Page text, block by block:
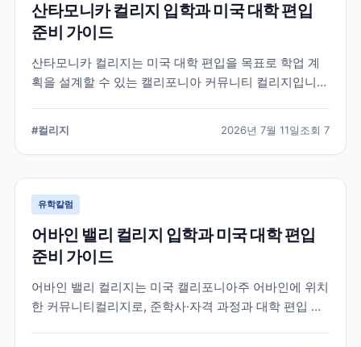
산타모니카 컬리지 입학과 미국 대학 편입
준비 가이드
산타모니카 컬리지는 미국 대학 편입을 목표로 학업 계
획을 설계할 수 있는 캘리포니아 커뮤니티 컬리지입니
#컬리지 2026년 7월 11일조회 7
유학칼럼
어바인 밸리 컬리지 입학과 미국 대학 편입
준비 가이드
어바인 밸리 컬리지는 미국 캘리포니아주 어바인에 위치
한 커뮤니티컬리지로, 준학사·자격 과정과 대학 편입 준